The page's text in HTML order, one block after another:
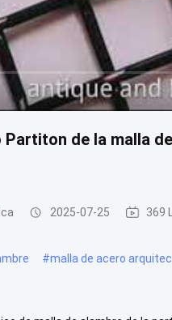
de la malla
2025-07-25 369
#malla de acero